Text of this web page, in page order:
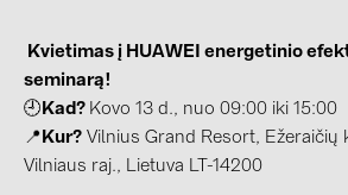
CATEGORIES
Photovoltaics module (19)
Kvietimas į HUAWEI energetinio
seminarą!
🕘Kad? Kovo 13 d., nuo 09:00 iki 15:00
📍Kur? Vilnius Grand Resort, Ežeraičių
Vilniaus raj., Lietuva LT-14200